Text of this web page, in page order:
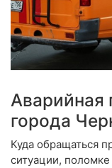
Аварийная
города
Куда обращаться
ситуации, поломке